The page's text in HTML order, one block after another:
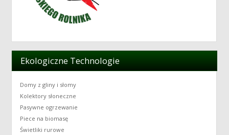
Ekologiczne Technologie
Domy z gliny i słomy
Kolektory słoneczne
Pasywne ogrzewanie
Piece na biomasę
Świetliki rurowe